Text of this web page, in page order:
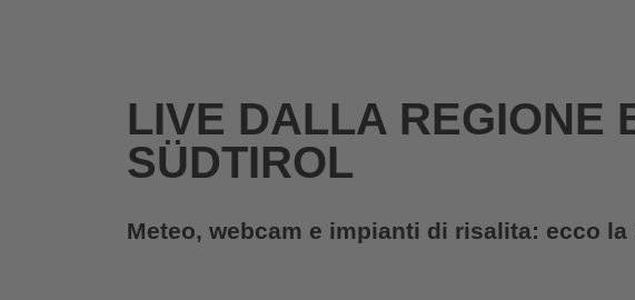
LIVE DALLA REGIONE
SÜDTIROL
Meteo, webcam e impianti di risalita: ecco